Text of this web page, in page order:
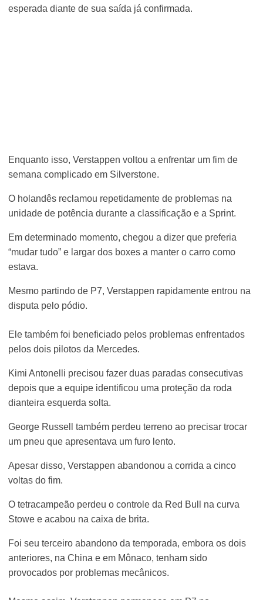
esperada diante de sua saída já confirmada.
Enquanto isso, Verstappen voltou a enfrentar um fim de
semana complicado em Silverstone.
O holandês reclamou repetidamente de problemas na
unidade de potência durante a classificação e a Sprint.
Em determinado momento, chegou a dizer que preferia
“mudar tudo” e largar dos boxes a manter o carro como
estava.
Mesmo partindo de P7, Verstappen rapidamente entrou na
disputa pelo pódio.
Ele também foi beneficiado pelos problemas enfrentados
pelos dois pilotos da Mercedes.
Kimi Antonelli precisou fazer duas paradas consecutivas
depois que a equipe identificou uma proteção da roda
dianteira esquerda solta.
George Russell também perdeu terreno ao precisar trocar
um pneu que apresentava um furo lento.
Apesar disso, Verstappen abandonou a corrida a cinco
voltas do fim.
O tetracampeão perdeu o controle da Red Bull na curva
Stowe e acabou na caixa de brita.
Foi seu terceiro abandono da temporada, embora os dois
anteriores, na China e em Mônaco, tenham sido
provocados por problemas mecânicos.